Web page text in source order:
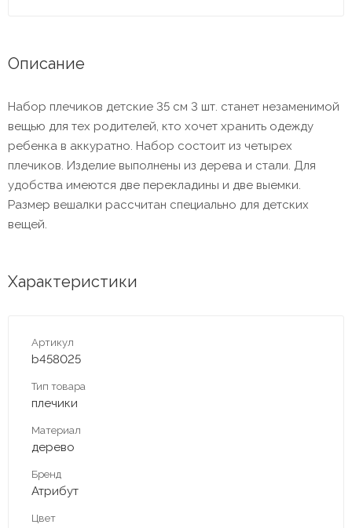
Описание
Набор плечиков детские 35 см 3 шт. станет незаменимой
вещью для тех родителей, кто хочет хранить одежду
ребенка в аккуратно. Набор состоит из четырех
плечиков. Изделие выполнены из дерева и стали. Для
удобства имеются две перекладины и две выемки.
Размер вешалки рассчитан специально для детских
вещей.
Характеристики
Артикул
b458025
Тип товара
плечики
Материал
дерево
Бренд
Атрибут
Цвет